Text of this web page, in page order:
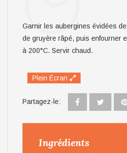
Garnir les aubergines évidées
de gruyère râpé, puis enfourner
à 200°C. Servir chaud.
Plein Écran
Partagez-le:
Ingrédients